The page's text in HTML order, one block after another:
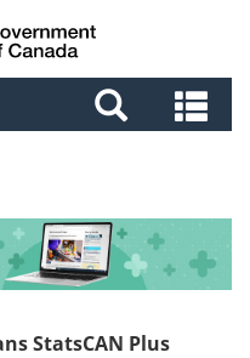
et
StatsCAN Plus